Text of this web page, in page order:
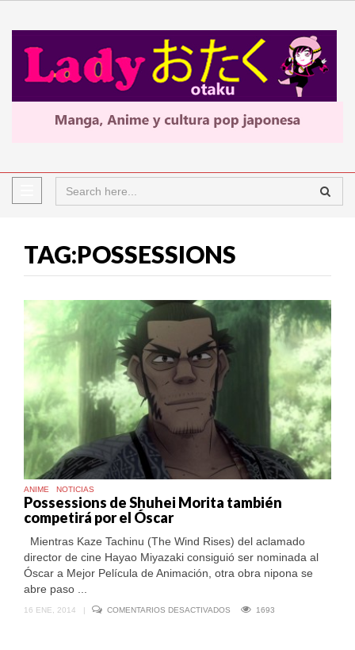
TAG:POSSESSIONS
ANIME NOTICIAS
Possessions de Shuhei Morita también
competirá por el Óscar
Mientras Kaze Tachinu (The Wind Rises) del aclamado
director de cine Hayao Miyazaki consiguió ser nominada al
Óscar a Mejor Película de Animación, otra obra nipona se
abre paso ...
16 ENE, 2014 | COMENTARIOS DESACTIVADOS 1693